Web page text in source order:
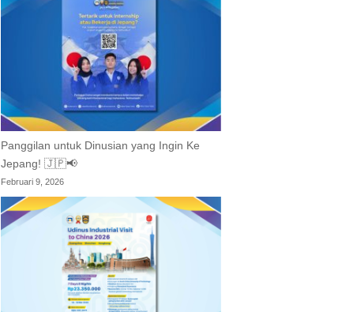
Panggilan untuk Dinusian yang Ingin Ke
Jepang! 🇯🇵📢
Februari 9, 2026